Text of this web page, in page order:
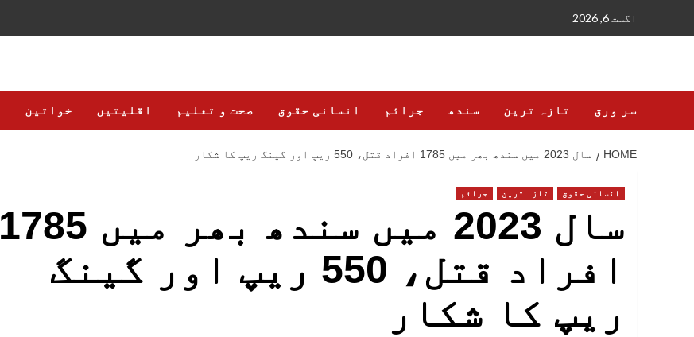
اگست 6, 2026
سر ورق تازہ ترین سندھ جرائم انسانی حقوق صحت و تعلیم اقلیتیں خواتین
HOME سال 2023 میں سندھ بھر میں 1785 افراد قتل، 550 ریپ اور گینگ ریپ کا شکار
انسانی حقوق تازہ ترین جرائم
سال 2023 میں سندھ بھر میں 1785
افراد قتل، 550 ریپ اور گینگ
ریپ کا شکار